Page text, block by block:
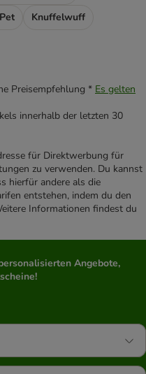
Knuffelwuff
Preisempfehlung * Es gelten
innerhalb der letzten 30
für Direktwerbung für
zu verwenden. Du kannst
hierfür andere als die
entstehen, indem du den
Informationen findest du
Angebote,